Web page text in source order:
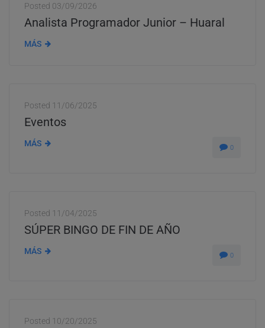
Posted 03/09/2026
Analista Programador Junior – Huaral
MÁS
Posted 11/06/2025
Eventos
MÁS 0
Posted 11/04/2025
SÚPER BINGO DE FIN DE AÑO
MÁS 0
Posted 10/20/2025